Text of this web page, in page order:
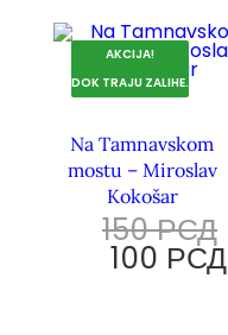
AKCIJA!
DOK TRAJU ZALIHE.
Na Tamnavskom
mostu – Miroslav
Kokošar
150РСД
100 РСД